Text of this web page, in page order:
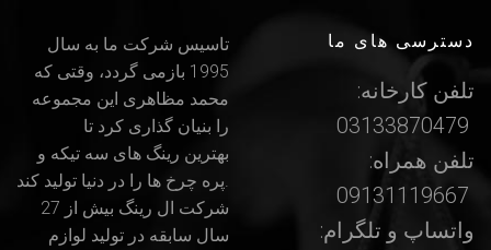
تاسیس شرکت ما به سال
1995 بازمی گردد، وقتی که
محمد مظاهری این مجموعه
را بنیان گذاری کرد تا
بهترین رینگ های سه تیکه و
شرکت ال رینگ بیش از 27
سال سابقه در تولید لوازم
دسترسی های ما
تلفن کارخانه:
تلفن همراه:
واتساپ و تلگرام: